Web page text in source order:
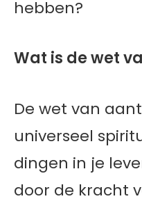
hebben?
Wat is de wet
De wet van
universeel
dingen in je
door de kracht